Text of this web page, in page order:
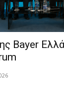
Bayer